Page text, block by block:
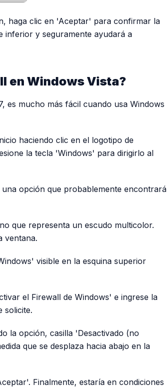
haga clic en 'Aceptar' para confirmar la
inferior y seguramente ayudará a
en Windows Vista?
es mucho más fácil cuando usa Windows
haciendo clic en el logotipo de
la tecla 'Windows' para dirigirlo al
opción que probablemente encontrará
que representa un escudo multicolor.
ventana.
visible en la esquina superior
el Firewall de Windows' e ingrese la
solicite.
la opción, casilla 'Desactivado (no
que se desplaza hacia abajo en la
Finalmente, estaría en condiciones